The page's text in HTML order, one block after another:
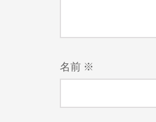
名前 ※